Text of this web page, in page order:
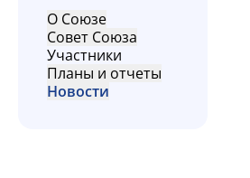
О Союзе
Совет Союза
Участники
Планы и отчеты
Новости